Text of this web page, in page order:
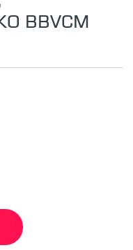
BBVCM
INV quantity